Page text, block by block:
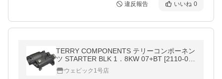
違反報告 いいね 0
TERRY COMPONENTS テリーコンポーネン
ツ STARTER BLK 1．8KW 07+BT [2110-05
89] HARLEY-DAVIDSON ハーレーダビッド
ソン スターターモーター 電装系
ウェビック1号店